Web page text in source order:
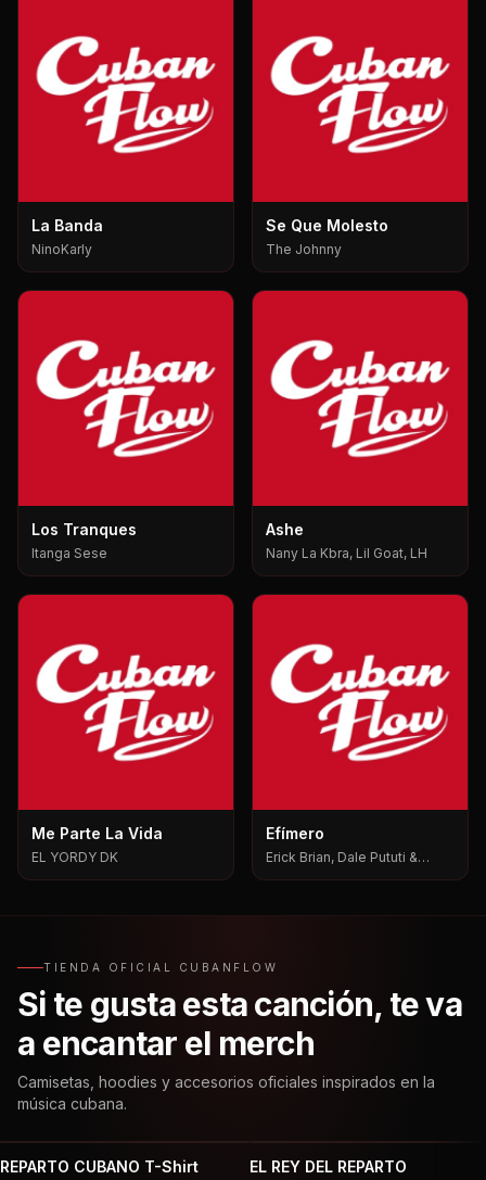
La Banda
NinoKarly
Se Que Molesto
The Johnny
Los Tranques
Itanga Sese
Ashe
Nany La Kbra, Lil Goat, LH
Me Parte La Vida
EL YORDY DK
Efímero
Erick Brian, Dale Pututi &
TIENDA OFICIAL CUBANFLOW
Si te gusta esta canción, te va
a encantar el merch
Camisetas, hoodies y accesorios oficiales inspirados en la
música cubana.
REPARTO CUBANO T-Shirt
EL REY DEL REPARTO